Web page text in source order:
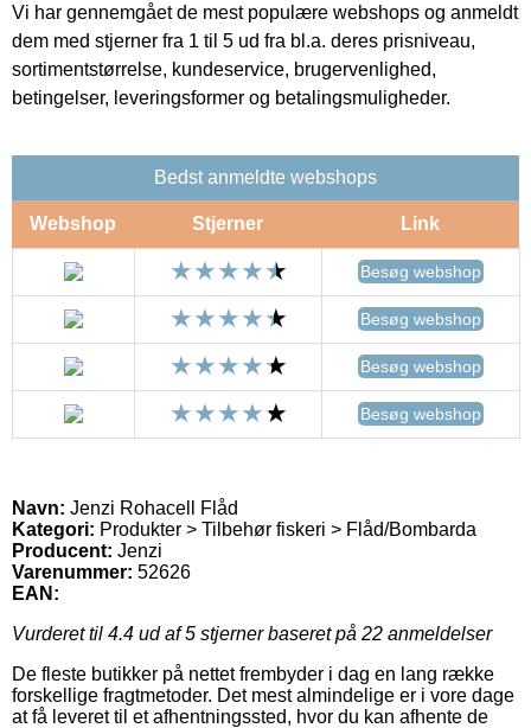
Vi har gennemgået de mest populære webshops og anmeldt
dem med stjerner fra 1 til 5 ud fra bl.a. deres prisniveau,
sortimentstørrelse, kundeservice, brugervenlighed,
betingelser, leveringsformer og betalingsmuligheder.
Bedst anmeldte webshops
Webshop Stjerner Link
Besøg webshop
Besøg webshop
Besøg webshop
Besøg webshop
Navn: Jenzi Rohacell Flåd
Kategori: Produkter > Tilbehør fiskeri > Flåd/Bombarda
Producent: Jenzi
Varenummer: 52626
EAN:
Vurderet til 4.4 ud af 5 stjerner baseret på 22 anmeldelser
De fleste butikker på nettet frembyder i dag en lang række
forskellige fragtmetoder. Det mest almindelige er i vore dage
at få leveret til et afhentningssted, hvor du kan afhente de